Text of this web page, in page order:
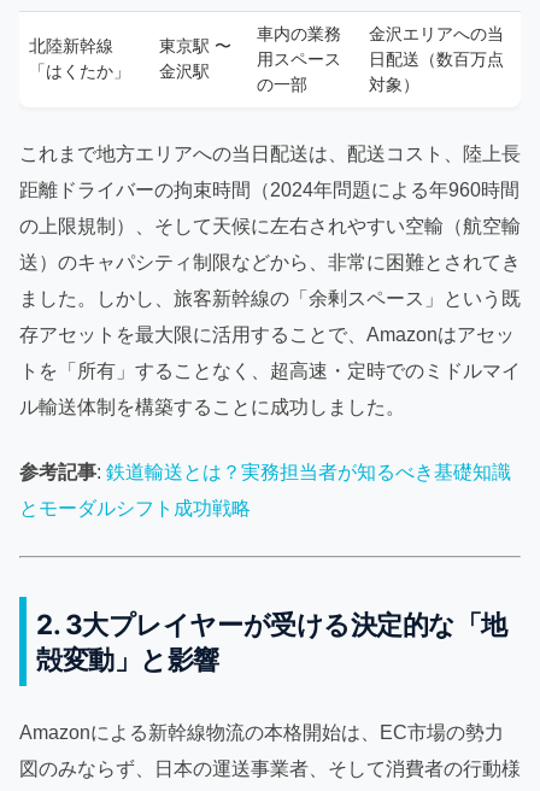
北陸新幹線
「はくたか」
東京駅 〜
金沢駅
車内の業務
用スペース
の一部
金沢エリアへの当
日配送（数百万点
対象）
これまで地方エリアへの当日配送は、配送コスト、陸上長
距離ドライバーの拘束時間（2024年問題による年960時間
の上限規制）、そして天候に左右されやすい空輸（航空輸
送）のキャパシティ制限などから、非常に困難とされてき
ました。しかし、旅客新幹線の「余剰スペース」という既
存アセットを最大限に活用することで、Amazonはアセッ
トを「所有」することなく、超高速・定時でのミドルマイ
ル輸送体制を構築することに成功しました。
参考記事: 鉄道輸送とは？実務担当者が知るべき基礎知識
とモーダルシフト成功戦略
2. 3大プレイヤーが受ける決定的な「地
殻変動」と影響
Amazonによる新幹線物流の本格開始は、EC市場の勢力
図のみならず、日本の運送事業者、そして消費者の行動様